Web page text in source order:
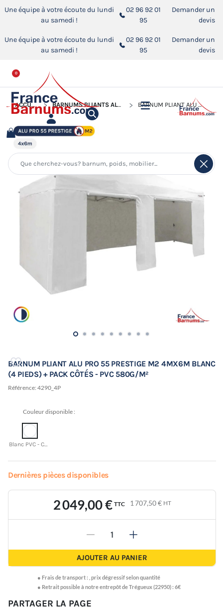
Une équipe à votre écoute du lundi
au samedi !
02 96 92 01
95
Demander un
devis
Une équipe à votre écoute du lundi
au samedi !
02 96 92 01
95
Demander un
devis
0
ACCUEIL BARNUMS PLIANTS ALU PRO 55 PRESTIGE M2 BARNUM PLIANT ALU PRO 55 PRESTIGE M2 4MX6M BLANC (4 PIEDS) + PACK CÔTÉS - PVC 580G/M²
BARNUM PLIANT ALU PRO 55 PRESTIGE M2 4MX6M BLANC
(4 PIEDS) + PACK CÔTÉS - PVC 580G/M²
Référence: 4290_4P
Couleur disponible :
Blanc PVC - CMJN 0 0 0 0
Dernières pièces disponibles
2 049,00 € TTC 1 707,50 € HT
- +
AJOUTER AU PANIER
● Frais de transport : prix dégressif selon quantité
● Retrait possible à notre entrepôt de Trégueux (22950) : 6€
PARTAGER LA PAGE